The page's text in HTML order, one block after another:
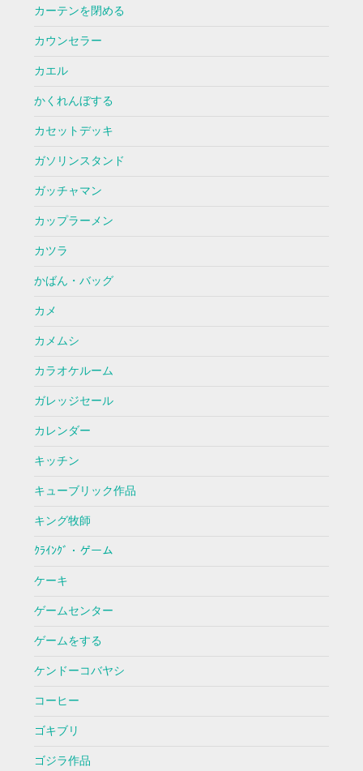
カーテンを閉める
カウンセラー
カエル
かくれんぼする
カセットデッキ
ガソリンスタンド
ガッチャマン
カップラーメン
カツラ
かばん・バッグ
カメ
カメムシ
カラオケルーム
ガレッジセール
カレンダー
キッチン
キューブリック作品
キング牧師
ｸﾗｲﾝｸﾞ・ゲーム
ケーキ
ゲームセンター
ゲームをする
ケンドーコバヤシ
コーヒー
ゴキブリ
ゴジラ作品